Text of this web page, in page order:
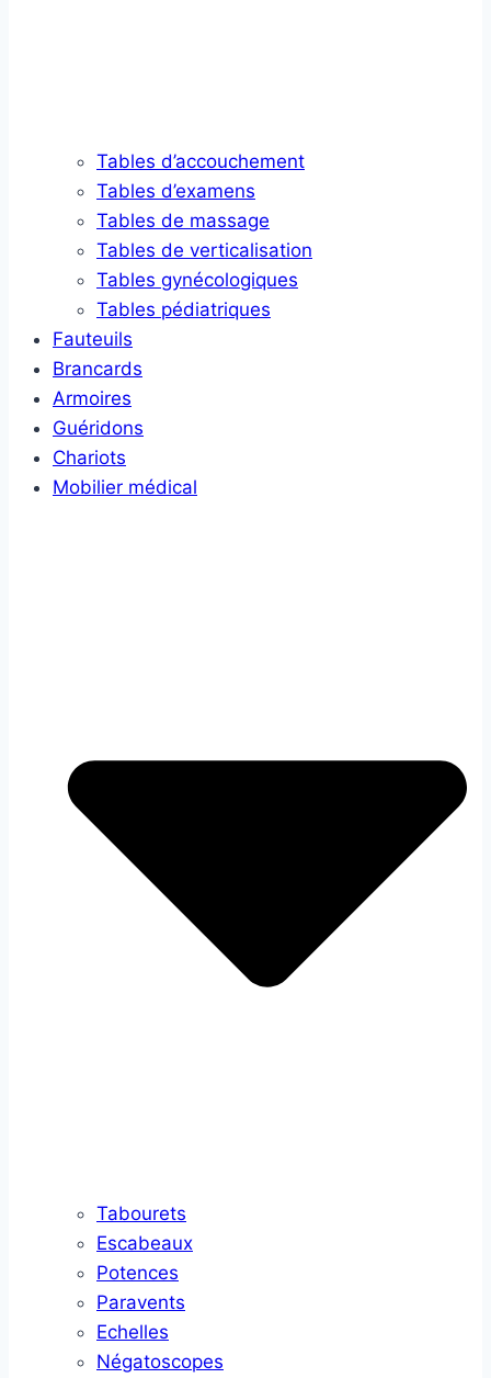
Tables d’accouchement
Tables d’examens
Tables de massage
Tables de verticalisation
Tables gynécologiques
Tables pédiatriques
Fauteuils
Brancards
Armoires
Guéridons
Chariots
Mobilier médical
Tabourets
Escabeaux
Potences
Paravents
Echelles
Négatoscopes